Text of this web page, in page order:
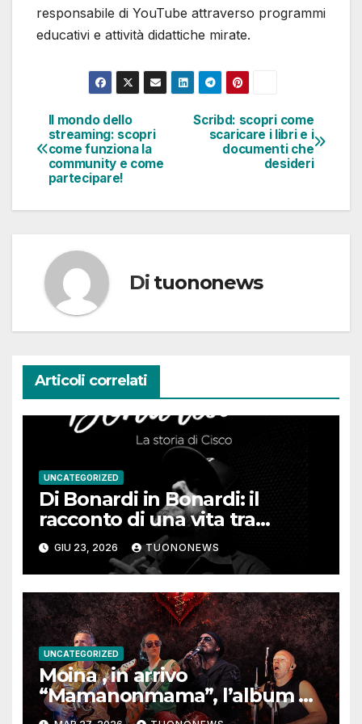
responsabile di YouTube attraverso programmi
educativi e attività didattiche mirate.
Navigazione
articoli
Scribd: scopri come
scaricare i libri e i
documenti che
desideri
Il mondo dello
streaming: scopri
come funziona la
community e come
partecipare!
Di tuononews
Articoli correlati
UNCATEGORIZED
Di Bonardi in Bonardi: il
racconto di una vita tra
memoria, musica e identità
GIU 23, 2026 TUONONEWS
UNCATEGORIZED
Moina , in arrivo
“Mamanonmama”, l’album di
debutto per Ghost Record